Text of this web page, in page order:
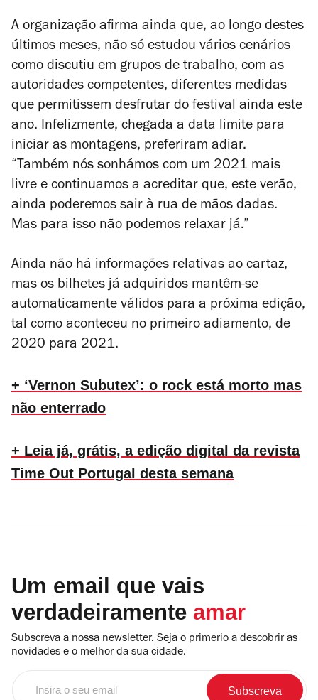
A organização afirma ainda que, ao longo destes
últimos meses, não só estudou vários cenários
como discutiu em grupos de trabalho, com as
autoridades competentes, diferentes medidas
que permitissem desfrutar do festival ainda este
ano. Infelizmente, chegada a data limite para
iniciar as montagens, preferiram adiar.
“Também nós sonhámos com um 2021 mais
livre e continuamos a acreditar que, este verão,
ainda poderemos sair à rua de mãos dadas.
Mas para isso não podemos relaxar já.”
Ainda não há informações relativas ao cartaz,
mas os bilhetes já adquiridos mantêm-se
automaticamente válidos para a próxima edição,
tal como aconteceu no primeiro adiamento, de
2020 para 2021.
+ ‘Vernon Subutex’: o rock está morto mas
não enterrado
+ Leia já, grátis, a edição digital da revista
Time Out Portugal desta semana
Um email que vais
verdadeiramente amar
Subscreva a nossa newsletter. Seja o primerio a descobrir as
novidades e o melhor da sua cidade.